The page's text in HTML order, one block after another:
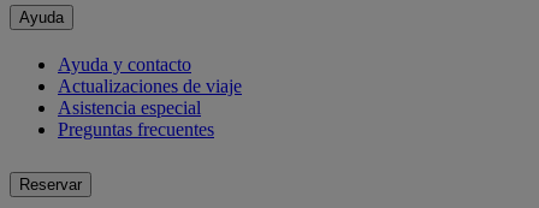
Ayuda
Ayuda y contacto
Actualizaciones de viaje
Asistencia especial
Preguntas frecuentes
Reservar